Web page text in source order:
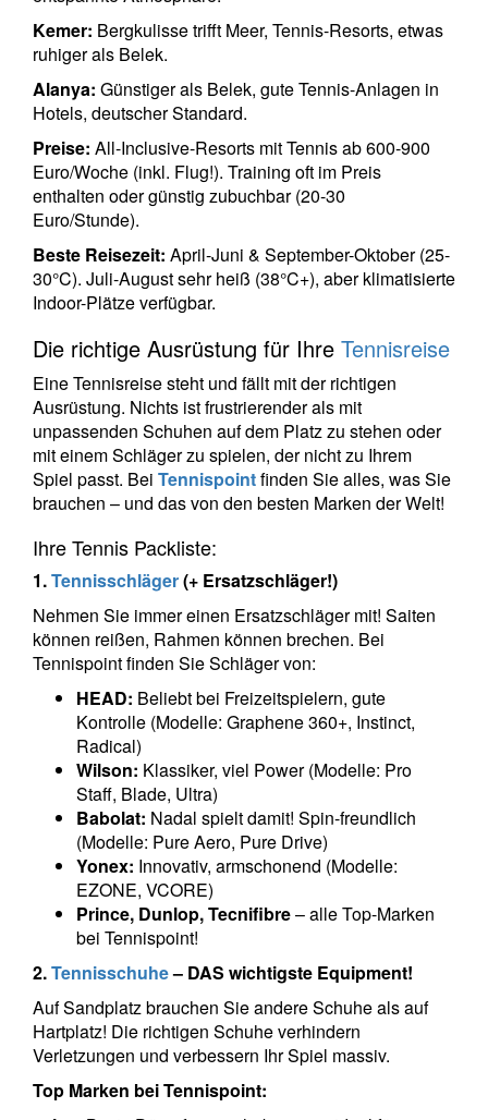
Kemer: Bergkulisse trifft Meer, Tennis-Resorts, etwas
ruhiger als Belek.
Alanya: Günstiger als Belek, gute Tennis-Anlagen in
Hotels, deutscher Standard.
Preise: All-Inclusive-Resorts mit Tennis ab 600-900
Euro/Woche (inkl. Flug!). Training oft im Preis
enthalten oder günstig zubuchbar (20-30
Euro/Stunde).
Beste Reisezeit: April-Juni & September-Oktober (25-
30°C). Juli-August sehr heiß (38°C+), aber klimatisierte
Indoor-Plätze verfügbar.
Die richtige Ausrüstung für Ihre Tennisreise
Eine Tennisreise steht und fällt mit der richtigen
Ausrüstung. Nichts ist frustrierender als mit
unpassenden Schuhen auf dem Platz zu stehen oder
mit einem Schläger zu spielen, der nicht zu Ihrem
Spiel passt. Bei Tennispointfinden Sie alles, was Sie
brauchen – und das von den besten Marken der Welt!
Ihre Tennis Packliste:
1.Tennisschläger(+ Ersatzschläger!)
Nehmen Sie immer einen Ersatzschläger mit! Saiten
können reißen, Rahmen können brechen. Bei
Tennispoint finden Sie Schläger von:
HEAD: Beliebt bei Freizeitspielern, gute
Kontrolle (Modelle: Graphene 360+, Instinct,
Radical)
Wilson: Klassiker, viel Power (Modelle: Pro
Staff, Blade, Ultra)
Babolat: Nadal spielt damit! Spin-freundlich
(Modelle: Pure Aero, Pure Drive)
Yonex: Innovativ, armschonend (Modelle:
EZONE, VCORE)
Prince, Dunlop, Tecnifibre– alle Top-Marken
bei Tennispoint!
2.Tennisschuhe– DAS wichtigste Equipment!
Auf Sandplatz brauchen Sie andere Schuhe als auf
Hartplatz! Die richtigen Schuhe verhindern
Verletzungen und verbessern Ihr Spiel massiv.
Top Marken bei Tennispoint: